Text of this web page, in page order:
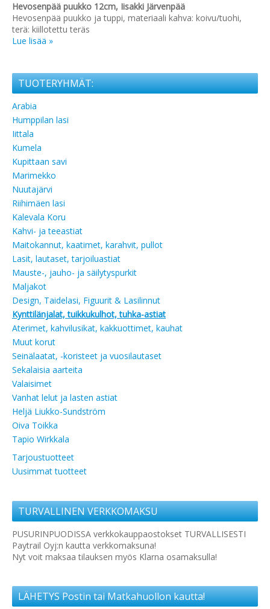
Hevosenpää puukko 12cm, Iisakki Järvenpää
Hevosenpää puukko ja tuppi, materiaali kahva: koivu/tuohi,
terä: kiillotettu teräs
Lue lisää »
TUOTERYHMÄT:
Arabia
Humppilan lasi
Iittala
Kumela
Kupittaan savi
Marimekko
Nuutajärvi
Riihimäen lasi
Kalevala Koru
Kahvi- ja teeastiat
Maitokannut, kaatimet, karahvit, pullot
Lasit, lautaset, tarjoiluastiat
Mauste-, jauho- ja säilytyspurkit
Maljakot
Design, Taidelasi, Figuurit & Lasilinnut
Kynttilänjalat, tuikkukulhot, tuhka-astiat
Aterimet, kahvilusikat, kakkuottimet, kauhat
Muut korut
Seinälaatat, -koristeet ja vuosilautaset
Sekalaisia aarteita
Valaisimet
Vanhat lelut ja lasten astiat
Heljä Liukko-Sundström
Oiva Toikka
Tapio Wirkkala
Tarjoustuotteet
Uusimmat tuotteet
TURVALLINEN VERKKOMAKSU
PUSURINPUODISSA verkkokauppaostokset TURVALLISESTI
Paytrail Oyj:n kautta verkkomaksuna!
Nyt voit maksaa tilauksen myös Klarna osamaksulla!
LÄHETYS Postin tai Matkahuollon kautta!